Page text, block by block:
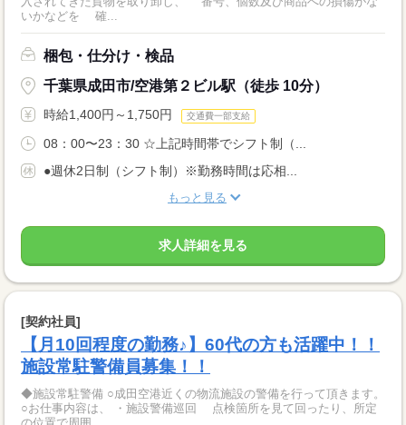
いかなどを 確...
梱包・仕分け・検品
千葉県成田市/空港第２ビル駅（徒歩 10分）
時給1,400円～1,750円 交通費一部支給
08：00〜23：30 ☆上記時間帯でシフト制（...
●週休2日制（シフト制）※勤務時間は応相...
もっと見る
求人詳細を見る
[契約社員]
【月10回程度の勤務♪】60代の方も活躍中！！
施設常駐警備員募集！！
◆施設常駐警備 ○成田空港近くの物流施設の警備を行って頂きます。
○お仕事内容は、 ・施設警備巡回 点検箇所を見て回ったり、所定